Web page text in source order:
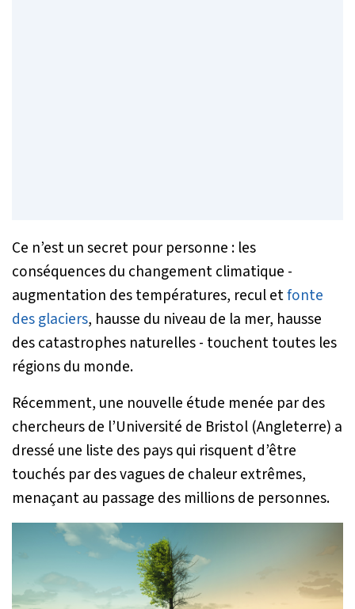
Ce n’est un secret pour personne : les
conséquences du changement climatique -
augmentation des températures, recul etfonte
des glaciers, hausse du niveau de la mer, hausse
des catastrophes naturelles - touchent toutes les
régions du monde.
Récemment, une nouvelle étude menée par des
chercheurs de l’Université de Bristol (Angleterre) a
dressé une liste des pays qui risquent d’être
touchés par des vagues de chaleur extrêmes,
menaçant au passage des millions de personnes.